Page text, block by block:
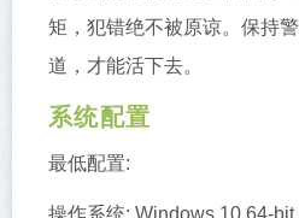
矩，犯错绝不被原谅。保持
道，才能活下去。
系统配置
最低配置:
操作系统: Windows 10 64-bit